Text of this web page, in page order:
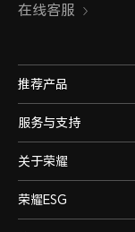
在线客服
推荐产品
服务与支持
关于荣耀
荣耀ESG